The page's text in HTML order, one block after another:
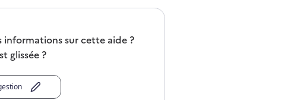
informations sur cette aide ?
glissée ?